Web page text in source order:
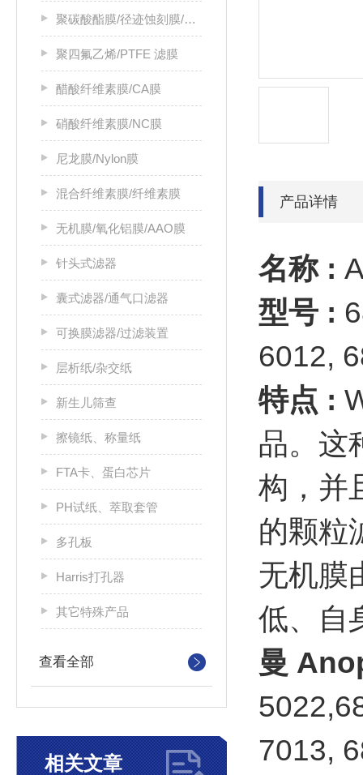
聚碳酸酯膜/径迹蚀刻膜/PC膜
聚四氟乙烯/PTFE 滤膜
醋酸纤维素膜/CA膜
硝酸纤维素膜/NC膜
尼龙膜/Nylon膜
混合纤维素膜/纤维素膜
无机膜/氧化铝膜/AAO膜
针头式滤器
囊式滤器/通气口滤器
可换膜滤器/过滤装置
层析纸/杂交纸
新生儿筛查
擦镜纸、称量纸
FTA卡、蛋白芯片
PH试纸、萃取套管
多孔板
Harris打孔器
其它特殊产品
查看全部
相关文章
产品详情
名称 :
型号 :
6012,
特点 :
品。这
构，并
的颗粒
无机膜
低、自
曼
7013,